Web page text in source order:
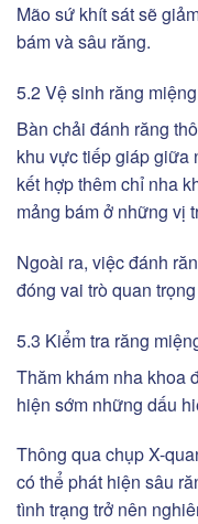
Mão sứ khít sát sẽ
bám và sâu răng.
5.2 Vệ sinh răng
Bàn chải đánh răng
khu vực tiếp giáp giữa
kết hợp thêm chỉ nha
mảng bám ở những vị
Ngoài ra, việc đánh
đóng vai trò quan
5.3 Kiểm tra răng
Thăm khám nha khoa
hiện sớm những dấu
Thông qua chụp X-
có thể phát hiện sâu
tình trạng trở nên